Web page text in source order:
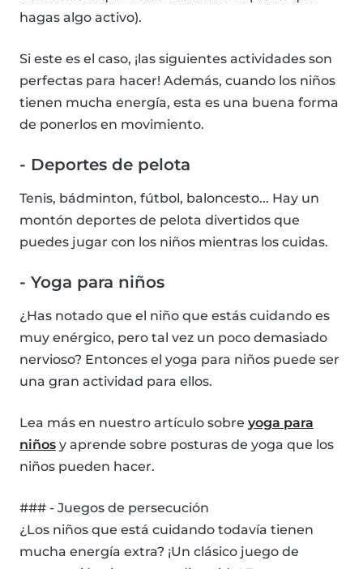
hagas algo activo).
Si este es el caso, ¡las siguientes actividades son
perfectas para hacer! Además, cuando los niños
tienen mucha energía, esta es una buena forma
de ponerlos en movimiento.
- Deportes de pelota
Tenis, bádminton, fútbol, baloncesto... Hay un
montón deportes de pelota divertidos que
puedes jugar con los niños mientras los cuidas.
- Yoga para niños
¿Has notado que el niño que estás cuidando es
muy enérgico, pero tal vez un poco demasiado
nervioso? Entonces el yoga para niños puede ser
una gran actividad para ellos.
Lea más en nuestro artículo sobre yoga para
niños y aprende sobre posturas de yoga que los
niños pueden hacer.
### - Juegos de persecución
¿Los niños que está cuidando todavía tienen
mucha energía extra? ¡Un clásico juego de